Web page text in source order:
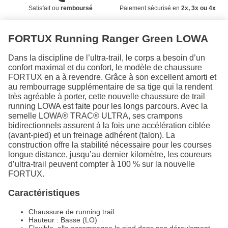
Satisfait ou remboursé Paiement sécurisé en 2x, 3x ou 4x
FORTUX Running Ranger Green LOWA
Dans la discipline de l’ultra-trail, le corps a besoin d’un
confort maximal et du confort, le modèle de chaussure
FORTUX en a à revendre. Grâce à son excellent amorti et
au rembourrage supplémentaire de sa tige qui la rendent
très agréable à porter, cette nouvelle chaussure de trail
running LOWA est faite pour les longs parcours. Avec la
semelle LOWA® TRAC® ULTRA, ses crampons
bidirectionnels assurent à la fois une accélération ciblée
(avant-pied) et un freinage adhérent (talon). La
construction offre la stabilité nécessaire pour les courses
longue distance, jusqu’au dernier kilomètre, les coureurs
d’ultra-trail peuvent compter à 100 % sur la nouvelle
FORTUX.
Caractéristiques
Chaussure de running trail
Hauteur : Basse (LO)